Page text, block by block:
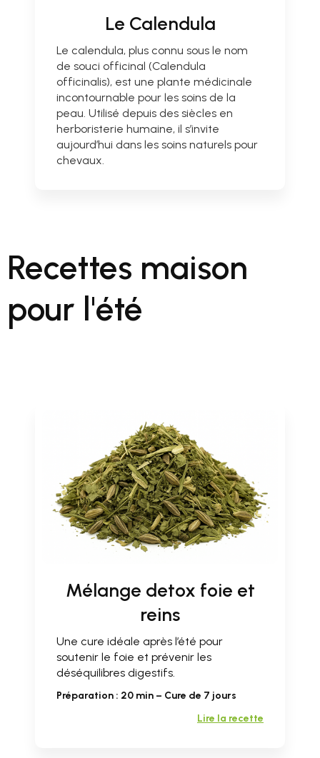
Le Calendula
Le calendula, plus connu sous le nom
de souci officinal (Calendula
officinalis), est une plante médicinale
incontournable pour les soins de la
peau. Utilisé depuis des siècles en
herboristerie humaine, il s’invite
aujourd’hui dans les soins naturels pour
chevaux.
Recettes maison
pour l'été
Mélange detox foie et
reins
Une cure idéale après l’été pour
soutenir le foie et prévenir les
déséquilibres digestifs.
Préparation : 20 min – Cure de 7 jours
Lire la recette